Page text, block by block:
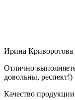
Ирина Криворотова
Отлично
довольны, респект!)
Качество продукции